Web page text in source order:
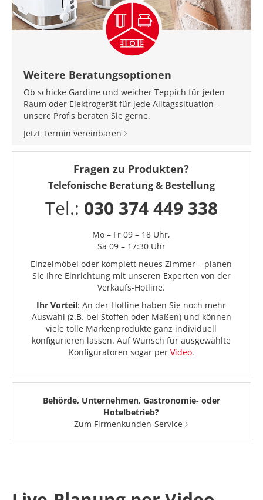
Weitere Beratungsoptionen
Ob schicke Gardine und weicher Teppich für jeden
Raum oder Elektrogerät für jede Alltagssituation –
unsere Profis beraten Sie gerne.
Jetzt Termin vereinbaren
Fragen zu Produkten?
Telefonische Beratung & Bestellung
Tel.: 030 374 449 338
Mo – Fr 09 – 18 Uhr,
Sa 09 – 17:30 Uhr
Einzelmöbel oder komplett neues Zimmer – planen
Sie Ihre Einrichtung mit unseren Experten von der
Verkaufs-Hotline.
Ihr Vorteil: An der Hotline haben Sie noch mehr
Auswahl (z.B. bei Stoffen oder Maßen) und können
viele tolle Markenprodukte ganz individuell
konfigurieren lassen. Auf Wunsch für ausgewählte
Konfiguratoren sogar per Video.
Behörde, Unternehmen, Gastronomie- oder
Hotelbetrieb?
Zum Firmenkunden-Service